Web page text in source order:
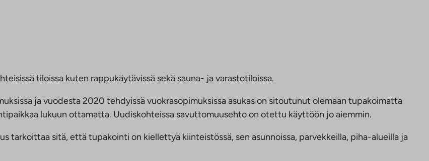
tiloissa kuten rappukäytävissä sekä sauna- ja varastotiloissa.
ja vuodesta 2020 tehdyissä vuokrasopimuksissa asukas on sitoutunut olemaan tupakoimatta
lukuun ottamatta. Uudiskohteissa savuttomuusehto on otettu käyttöön jo aiemmin.
tarkoittaa sitä, että tupakointi on kiellettyä kiinteistössä, sen asunnoissa, parvekkeilla, piha-alueilla ja